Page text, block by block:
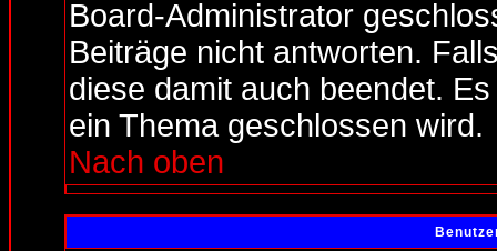
Board-Administrator
Beiträge nicht antworten.
diese damit auch beendet.
ein Thema geschlossen wird.
Nach oben